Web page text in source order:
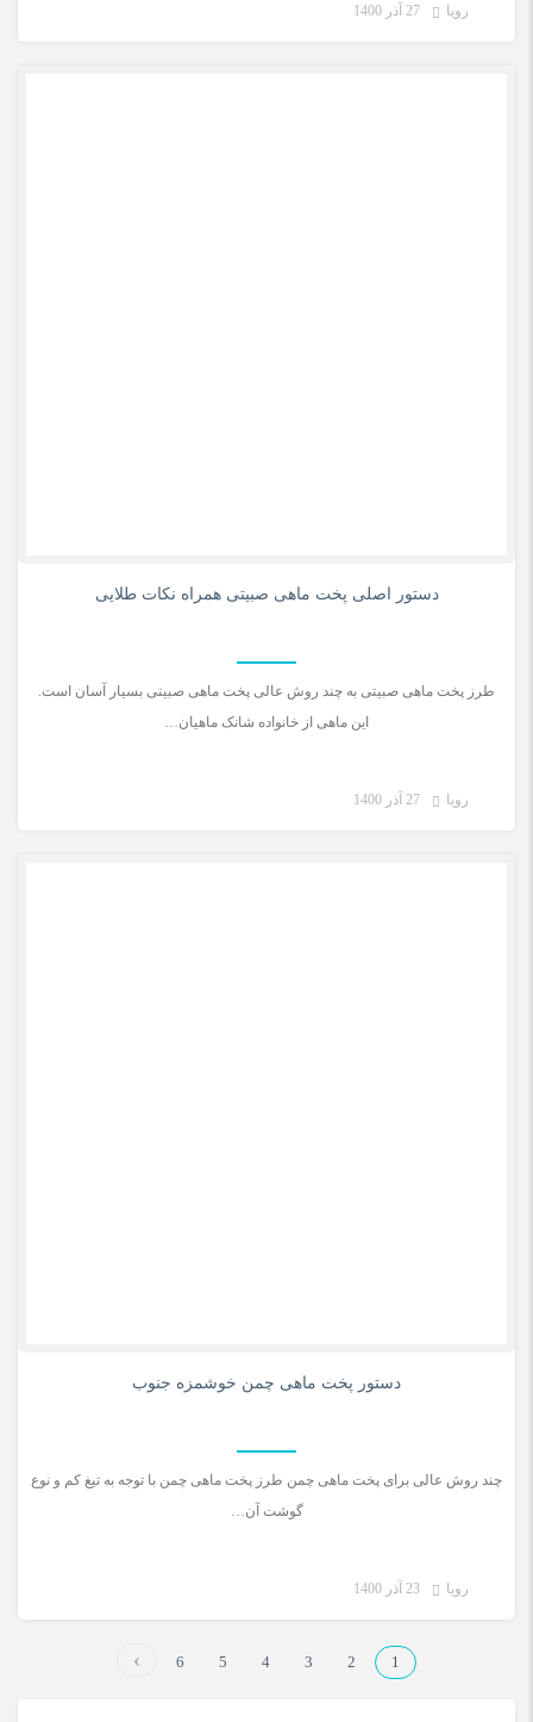
رویا 27 آذر 1400
دستور اصلی پخت ماهی صبیتی همراه نکات طلایی
طرز پخت ماهی صبیتی به چند روش عالی پخت ماهی صبیتی بسیار آسان است.
این ماهی از خانواده شانک ماهیان…
رویا 27 آذر 1400
دستور پخت ماهی چمن خوشمزه جنوب
چند روش عالی برای پخت ماهی چمن طرز پخت ماهی چمن با توجه به تیغ کم و نوع
گوشت آن…
رویا 23 آذر 1400
1
2
3
4
5
6